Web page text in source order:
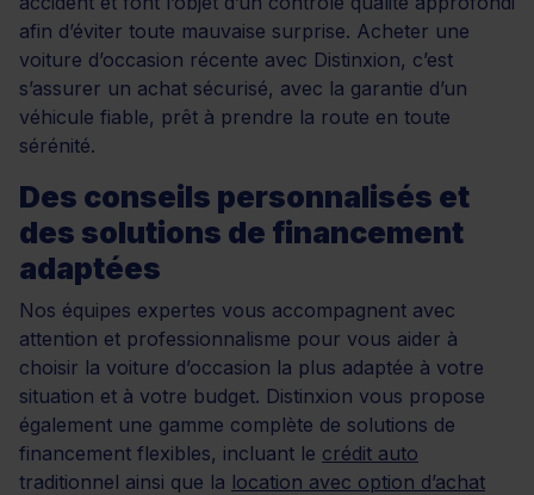
afin d’éviter toute mauvaise surprise. Acheter une
voiture d’occasion récente avec Distinxion, c’est
s’assurer un achat sécurisé, avec la garantie d’un
véhicule fiable, prêt à prendre la route en toute
sérénité.
Des conseils personnalisés et
des solutions de financement
adaptées
Nos équipes expertes vous accompagnent avec
attention et professionnalisme pour vous aider à
choisir la voiture d’occasion la plus adaptée à votre
situation et à votre budget. Distinxion vous propose
également une gamme complète de solutions de
financement flexibles, incluant le crédit auto
traditionnel ainsi que la location avec option d’achat